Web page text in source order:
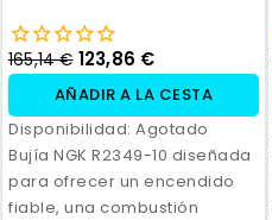
165,14 € 123,86 €
AÑADIR A LA CESTA
Disponibilidad: Agotado
Bujía NGK R2349-10 diseñada
para ofrecer un encendido
fiable, una combustión